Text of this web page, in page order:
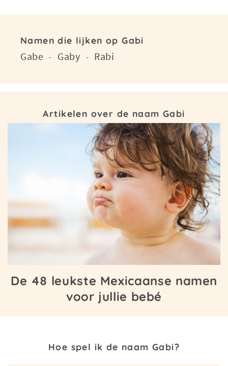
Namen die lijken op Gabi
Gabe - Gaby - Rabi
Artikelen over de naam Gabi
De 48 leukste Mexicaanse namen
voor jullie bebé
Hoe spel ik de naam Gabi?